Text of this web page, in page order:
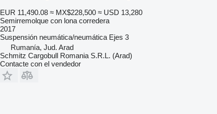
EUR 11,490.08 ≈ MX$228,500 ≈ USD 13,280
Semirremolque con lona corredera
2017
Suspensión neumática/neumática Ejes 3
Rumanía, Jud. Arad
Schmitz Cargobull Romania S.R.L. (Arad)
Contacte con el vendedor